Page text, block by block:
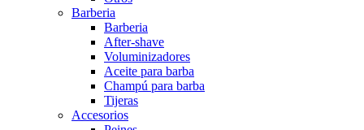
Barberia
Barberia
After-shave
Voluminizadores
Aceite para barba
Champú para barba
Tijeras
Accesorios